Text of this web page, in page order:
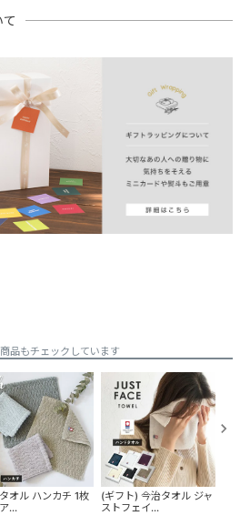
品もチェックしています
オル ハンカチ 1枚
...
(ギフト) 今治タオル ジャ
ストフェイ...